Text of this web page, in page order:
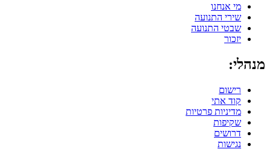
מי אנחנו
שירי התנועה
שבטי התנועה
יזכור
מנהלי:
רישום
קוד אתי
מדיניות פרטיות
שקיפות
דרושים
נגישות